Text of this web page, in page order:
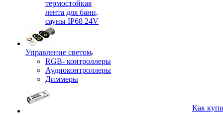
термостойкая
лента для бани,
сауны IP68 24V
Управление светом
RGB- контроллеры
Аудиоконтроллеры
Диммеры
Как